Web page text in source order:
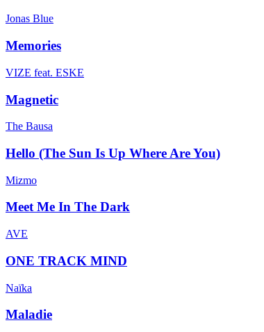
Jonas Blue
Memories
VIZE feat. ESKE
Magnetic
The Bausa
Hello (The Sun Is Up Where Are You)
Mizmo
Meet Me In The Dark
AVE
ONE TRACK MIND
Naïka
Maladie